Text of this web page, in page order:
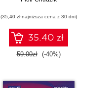
(35,40 zł najniższa cena z 30 dni)
35.40 zł
59.00zł (-40%)